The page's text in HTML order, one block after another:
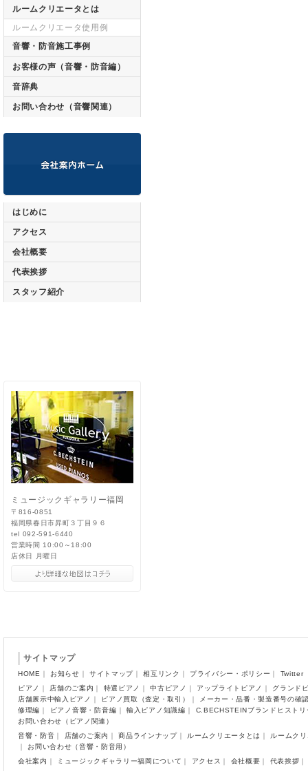
ルームクリエータとは
ルームクリエータ使用例
音響・防音施工事例
お客様の声（音響・防音編）
音辞典
お問い合わせ（音響関連）
はじめに
アクセス
会社概要
代表挨拶
スタッフ紹介
ミュージックギャラリー福岡
〒816-0851
福岡県春日市昇町３丁目９６
tel 092-591-6440
営業時間 10:00～18:00
店休日 月曜日
サイトマップ
HOME ｜ お知らせ ｜サイトマップ ｜相互リンク ｜ プライバシー・ポリシー ｜ Twitter
ピアノ
｜ 店舗のご案内 ｜ 特選ピアノ ｜中古ピアノ ｜ アップライトピアノ ｜ グランド
店舗展示中輸入ピアノ
｜ ピアノ買取（査定・取引） ｜
メーカー・品番・製造番号の確
修理編 ｜ ピアノ音響・防音編 ｜ 輸入ピアノ知識編 ｜ C.BECHSTEINブランドヒストリ
お問い合わせ（ピアノ関連）
音響・防音 ｜ 店舗のご案内 ｜商品ラインナップ｜ ルームクリエータとは ｜ ルームク
｜ お問い合わせ（音響・防音用）
会社案内 ｜ ミュージックギャラリー福岡について ｜ アクセス ｜ 会社概要 ｜ 代表挨拶